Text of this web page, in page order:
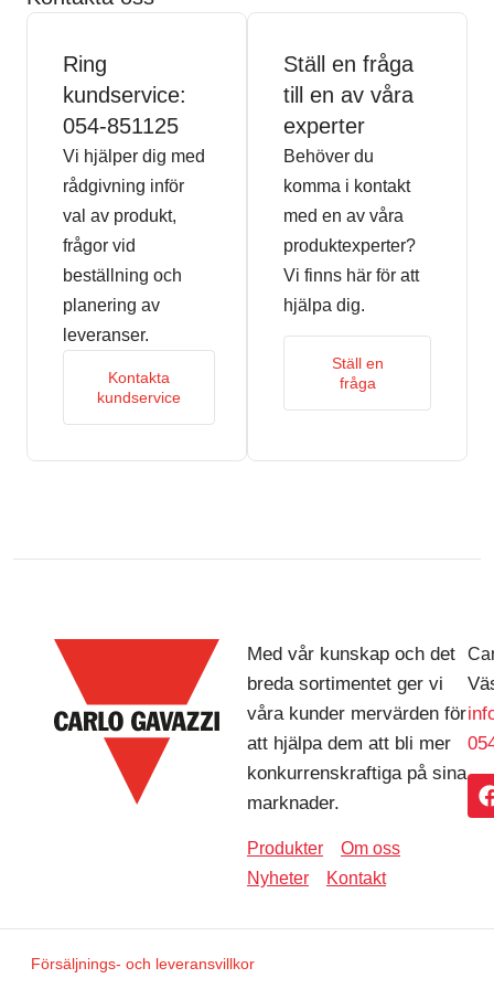
Ring
kundservice:
054-851125
Vi hjälper dig med
rådgivning inför
val av produkt,
frågor vid
beställning och
planering av
leveranser.
Kontakta
kundservice
Ställ en fråga
till en av våra
experter
Behöver du
komma i kontakt
med en av våra
produktexperter?
Vi finns här för att
hjälpa dig.
Ställ en
fråga
Med vår kunskap och det
breda sortimentet ger vi
våra kunder mervärden för
att hjälpa dem att bli mer
konkurrenskraftiga på sina
marknader.
Produkter
Om oss
Nyheter
Kontakt
Försäljnings- och leveransvillkor